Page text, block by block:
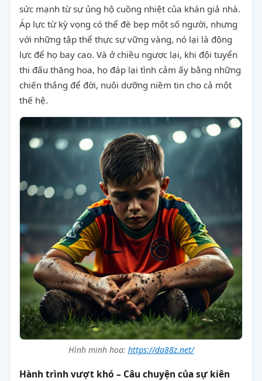
sức mạnh từ sự ủng hộ cuồng nhiệt của khán giả nhà.
Áp lực từ kỳ vọng có thể đè bẹp một số người, nhưng
với những tập thể thực sự vững vàng, nó lại là động
lực để họ bay cao. Và ở chiều ngược lại, khi đội tuyển
thi đấu thăng hoa, họ đáp lại tình cảm ấy bằng những
chiến thắng để đời, nuôi dưỡng niềm tin cho cả một
thế hệ.
Hình minh hoạ: https://da88z.net/
Hành trình vượt khó – Câu chuyện của sự kiên